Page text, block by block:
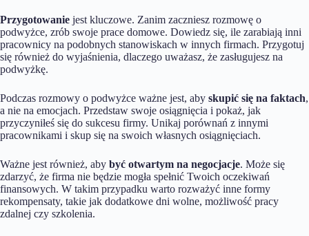
Przygotowanie jest kluczowe. Zanim zaczniesz rozmowę o
podwyżce, zrób swoje prace domowe. Dowiedz się, ile zarabiają inni
pracownicy na podobnych stanowiskach w innych firmach. Przygotuj
się również do wyjaśnienia, dlaczego uważasz, że zasługujesz na
podwyżkę.
Podczas rozmowy o podwyżce ważne jest, aby skupić się na faktach,
a nie na emocjach. Przedstaw swoje osiągnięcia i pokaż, jak
przyczyniłeś się do sukcesu firmy. Unikaj porównań z innymi
pracownikami i skup się na swoich własnych osiągnięciach.
Ważne jest również, aby być otwartym na negocjacje. Może się
zdarzyć, że firma nie będzie mogła spełnić Twoich oczekiwań
finansowych. W takim przypadku warto rozważyć inne formy
rekompensaty, takie jak dodatkowe dni wolne, możliwość pracy
zdalnej czy szkolenia.